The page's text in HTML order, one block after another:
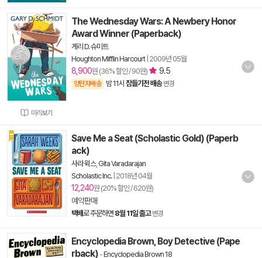
미리보기
The Wednesday Wars: A Newbery Honor
Award Winner (Paperback)
게리 D. 슈미트
Houghton Mifflin Harcourt| 2009년 05월
8,900원 (36% 할인 / 90원) 9.5
양탄자배송 밤 11시 잠들기전 배송 변경
Save Me a Seat (Scholastic Gold) (Paperb
ack)
사라 윅스, Gita Varadarajan
Scholastic Inc.| 2018년 04월
12,240원 (20% 할인 / 620원)
예약판매
택배로 주문하면 8월 11일 출고 변경
Encyclopedia Brown, Boy Detective (Pape
rback) -Encyclopedia Brown 18